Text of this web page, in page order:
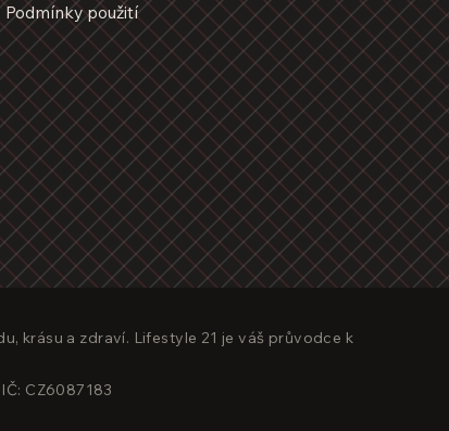
Podmínky použití
krásu a zdraví. Lifestyle 21 je váš průvodce k
CZ6087183